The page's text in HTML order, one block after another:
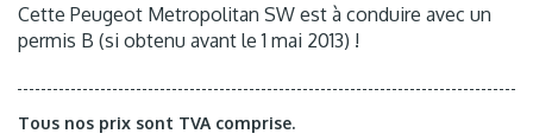
Cette Peugeot Metropolitan SW est à conduire avec un
permis B (si obtenu avant le 1 mai 2013) !
Tous nos prix sont TVA comprise.